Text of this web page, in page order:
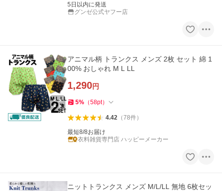
5日以内に発送
グンゼ公式ヤフー店
アニマル柄 トランクス メンズ 2枚 セット 綿 1
00% おしゃれ M L LL
1,290円
5% （58pt）
4.42（78件）
最短8/8お届け
衣料雑貨専門店 ハッピーメーカー
ニットトランクス メンズ M/L/LL 無地 6枚セッ